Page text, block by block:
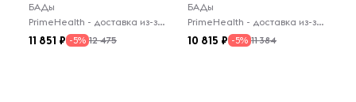
БАДы
PrimeHealth - доставка из-за рубежа
11 851 -5% 12 475
БАДы
PrimeHealth - доставка из-за рубежа
10 815 -5% 11 384